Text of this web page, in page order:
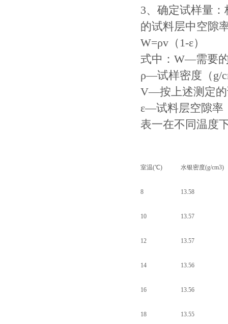
3、确定试样量
的试料层中空隙
W=ρv（1-ε）
式中：W—需要
ρ—试样密度（g/
V—按上述测定的
ε—试料层空隙率
表一在不同温度
室温(℃) 水银密度(g/cm3)
8 13.58
10 13.57
12 13.57
14 13.56
16 13.56
18 13.55